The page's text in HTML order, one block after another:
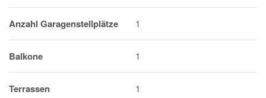
Anzahl Garagenstellplätze 1
Balkone 1
Terrassen 1